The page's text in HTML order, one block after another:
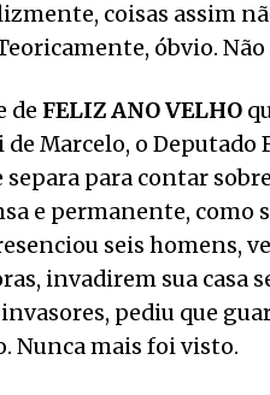
coisas assim
óbvio.
de FELIZ ANO VELHO
Marcelo, o Deputado
separa para contar
e permanente, como
seis homens,
invadirem sua casa
pediu que
Nunca mais foi visto.